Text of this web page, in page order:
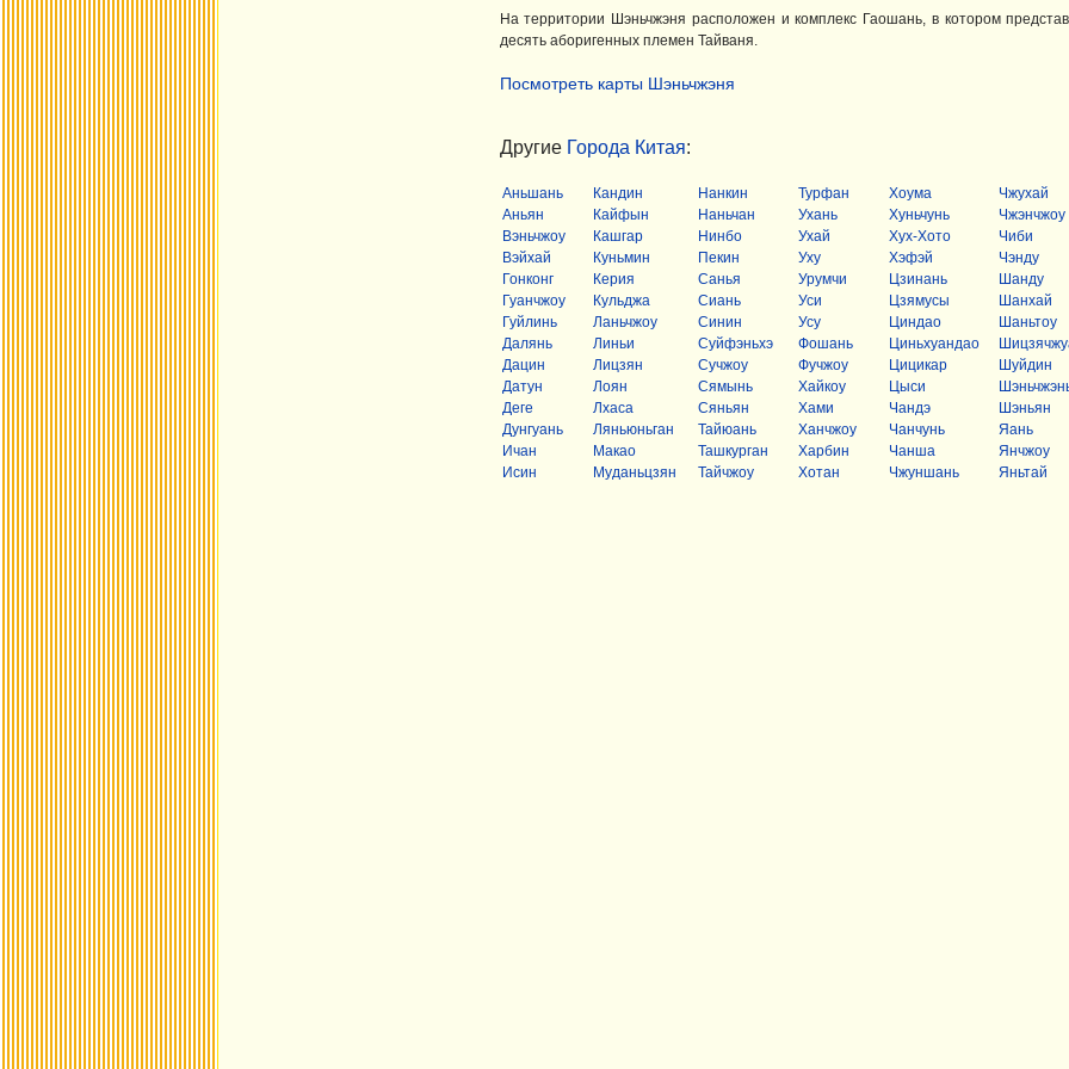
На территории Шэньчжэня расположен и комплекс Гаошань, в котором
десять аборигенных племен Тайваня.
Посмотреть карты Шэньчжэня
Другие Города Китая:
Аньшань
Аньян
Вэньчжоу
Вэйхай
Гонконг
Гуанчжоу
Гуйлинь
Далянь
Дацин
Датун
Деге
Дунгуань
Ичан
Исин
Кандин
Кайфын
Кашгар
Куньмин
Керия
Кульджа
Ланьчжоу
Линьи
Лицзян
Лоян
Лхаса
Ляньюньган
Макао
Муданьцзян
Нанкин
Наньчан
Нинбо
Пекин
Санья
Сиань
Синин
Суйфэньхэ
Сучжоу
Сямынь
Сяньян
Тайюань
Ташкурган
Тайчжоу
Турфан
Ухань
Ухай
Уху
Урумчи
Уси
Усу
Фошань
Фучжоу
Хайкоу
Хами
Ханчжоу
Харбин
Хотан
Хоума
Хуньчунь
Хух-Хото
Хэфэй
Цзинань
Цзямусы
Циндао
Циньхуандао
Цицикар
Цыси
Чандэ
Чанчунь
Чанша
Чжуншань
Чжухай
Чжэнчжоу
Чиби
Чэнду
Шанду
Шанхай
Шаньтоу
Шуйдин
Шэньян
Яань
Янчжоу
Яньтай